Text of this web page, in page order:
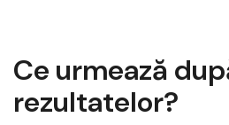
Ce urmează
rezultatelor?